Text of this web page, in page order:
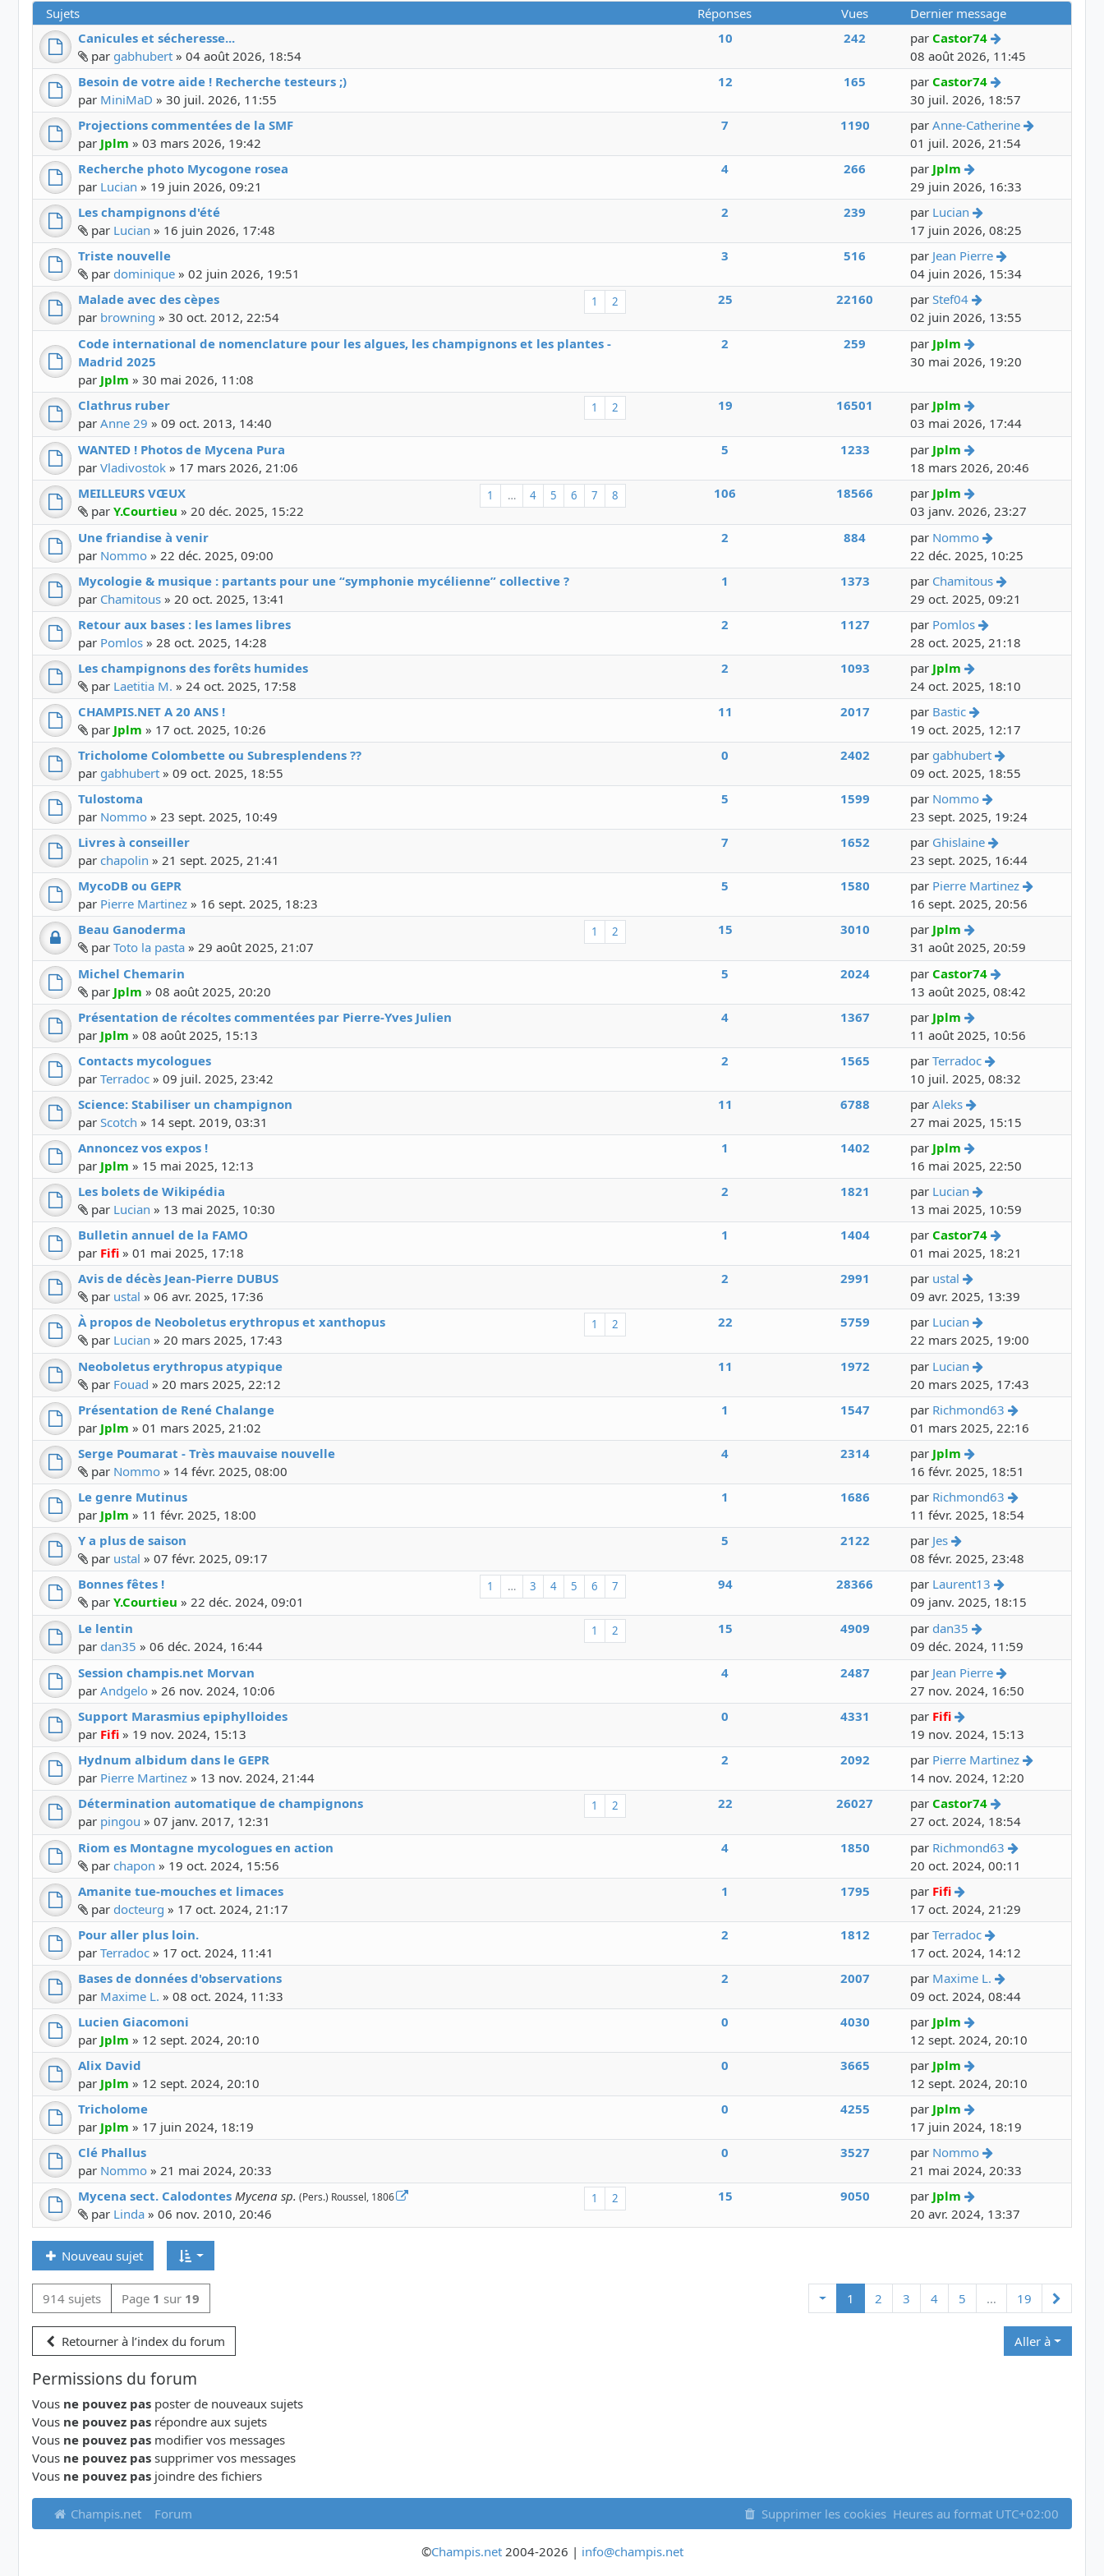
Sujets Réponses Vues
Dernier message
Canicules et sécheresse...
Fichier(s) joint(s)
par gabhubert » 04 août 2026, 18:54
10 242 par Castor74
Voir le dernier
08 août 2026, 11:45
Besoin de votre aide ! Recherche testeurs ;)
par MiniMaD » 30 juil. 2026, 11:55
12 165 par Castor74
Voir le dernier
30 juil. 2026, 18:57
Projections commentées de la SMF
par Jplm » 03 mars 2026, 19:42
7 1190 parAnne-Catherine
Voir le
01 juil. 2026, 21:54
Recherche photo Mycogone rosea
par Lucian » 19 juin 2026, 09:21
4 266 par Jplm
Voir le dernier
29 juin 2026, 16:33
Les champignons d'été
Fichier(s) joint(s)
par Lucian » 16 juin 2026, 17:48
2 239 par Lucian
Voir le dernier
17 juin 2026, 08:25
Triste nouvelle
Fichier(s) joint(s)
par dominique » 02 juin 2026, 19:51
3 516 par Jean Pierre
Voir le dernier
04 juin 2026, 15:34
1 2
Malade avec des cèpes
par browning » 30 oct. 2012, 22:54
25 22160 parStef04
Voir le dernier
02 juin 2026, 13:55
Code international de nomenclature pour les algues, les champignons et les plantes -
Madrid 2025
par Jplm » 30 mai 2026, 11:08
2 259 par Jplm
Voir le dernier
30 mai 2026, 19:20
1 2
Clathrus ruber
par Anne 29 » 09 oct. 2013, 14:40
19 16501 par Jplm
Voir le dernier
03 mai 2026, 17:44
WANTED ! Photos de Mycena Pura
par Vladivostok » 17 mars 2026, 21:06
5 1233 par Jplm
Voir le dernier
18 mars 2026, 20:46
1 … 4 5 6 7 8
MEILLEURS VŒUX
Fichier(s) joint(s)
par Y.Courtieu » 20 déc. 2025, 15:22
106 18566 par Jplm
Voir le dernier
03 janv. 2026, 23:27
Une friandise à venir
par Nommo » 22 déc. 2025, 09:00
2 884 par Nommo
Voir le dernier
22 déc. 2025, 10:25
Mycologie & musique : partants pour une “symphonie mycélienne” collective ?
par Chamitous » 20 oct. 2025, 13:41
1 1373 par Chamitous
Voir le dernier
29 oct. 2025, 09:21
Retour aux bases : les lames libres
par Pomlos » 28 oct. 2025, 14:28
2 1127 par Pomlos
Voir le dernier
28 oct. 2025, 21:18
Les champignons des forêts humides
Fichier(s) joint(s)
par Laetitia M. » 24 oct. 2025, 17:58
2 1093 par Jplm
Voir le dernier
24 oct. 2025, 18:10
CHAMPIS.NET A 20 ANS !
Fichier(s) joint(s)
par Jplm » 17 oct. 2025, 10:26
11 2017 par Bastic
Voir le dernier
19 oct. 2025, 12:17
Tricholome Colombette ou Subresplendens ??
par gabhubert » 09 oct. 2025, 18:55
0 2402 par gabhubert
Voir le dernier
09 oct. 2025, 18:55
Tulostoma
par Nommo » 23 sept. 2025, 10:49
5 1599 par Nommo
Voir le dernier
23 sept. 2025, 19:24
Livres à conseiller
par chapolin » 21 sept. 2025, 21:41
7 1652 par Ghislaine
Voir le dernier
23 sept. 2025, 16:44
MycoDB ou GEPR
par Pierre Martinez » 16 sept. 2025, 18:23
5 1580 par Pierre Martinez
Voir le
16 sept. 2025, 20:56
1 2
Beau Ganoderma
Fichier(s) joint(s)
par Toto la pasta » 29 août 2025, 21:07
15 3010 par Jplm
Voir le dernier
31 août 2025, 20:59
Michel Chemarin
Fichier(s) joint(s)
par Jplm » 08 août 2025, 20:20
5 2024 par Castor74
Voir le dernier
13 août 2025, 08:42
Présentation de récoltes commentées par Pierre-Yves Julien
par Jplm » 08 août 2025, 15:13
4 1367 par Jplm
Voir le dernier
11 août 2025, 10:56
Contacts mycologues
par Terradoc » 09 juil. 2025, 23:42
2 1565 parTerradoc
Voir le dernier
10 juil. 2025, 08:32
Science: Stabiliser un champignon
par Scotch » 14 sept. 2019, 03:31
11 6788 parAleks
Voir le dernier
27 mai 2025, 15:15
Annoncez vos expos !
par Jplm » 15 mai 2025, 12:13
1 1402 par Jplm
Voir le dernier
16 mai 2025, 22:50
Les bolets de Wikipédia
Fichier(s) joint(s)
par Lucian » 13 mai 2025, 10:30
2 1821 par Lucian
Voir le dernier
13 mai 2025, 10:59
Bulletin annuel de la FAMO
par Fifi » 01 mai 2025, 17:18
1 1404 par Castor74
Voir le dernier
01 mai 2025, 18:21
Avis de décès Jean-Pierre DUBUS
Fichier(s) joint(s)
par ustal » 06 avr. 2025, 17:36
2 2991 par ustal
Voir le dernier
09 avr. 2025, 13:39
1 2
À propos de Neoboletus erythropus et xanthopus
Fichier(s) joint(s)
par Lucian » 20 mars 2025, 17:43
22 5759 par Lucian
Voir le dernier
22 mars 2025, 19:00
Neoboletus erythropus atypique
Fichier(s) joint(s)
par Fouad » 20 mars 2025, 22:12
11 1972 par Lucian
Voir le dernier
20 mars 2025, 17:43
Présentation de René Chalange
par Jplm » 01 mars 2025, 21:02
1 1547 par Richmond63
Voir le dernier
01 mars 2025, 22:16
Serge Poumarat - Très mauvaise nouvelle
Fichier(s) joint(s)
par Nommo » 14 févr. 2025, 08:00
4 2314 par Jplm
Voir le dernier
16 févr. 2025, 18:51
Le genre Mutinus
par Jplm » 11 févr. 2025, 18:00
1 1686 par Richmond63
Voir le dernier
11 févr. 2025, 18:54
Y a plus de saison
Fichier(s) joint(s)
par ustal » 07 févr. 2025, 09:17
5 2122 par Jes
Voir le dernier message
08 févr. 2025, 23:48
1 … 3 4 5 6 7
Bonnes fêtes !
Fichier(s) joint(s)
par Y.Courtieu » 22 déc. 2024, 09:01
94 28366 par Laurent13
Voir le dernier
09 janv. 2025, 18:15
1 2
Le lentin
par dan35 » 06 déc. 2024, 16:44
15 4909 par dan35
Voir le dernier
09 déc. 2024, 11:59
Session champis.net Morvan
par Andgelo » 26 nov. 2024, 10:06
4 2487 par Jean Pierre
Voir le dernier
27 nov. 2024, 16:50
Support Marasmius epiphylloides
par Fifi » 19 nov. 2024, 15:13
0 4331 par Fifi
Voir le dernier message
19 nov. 2024, 15:13
Hydnum albidum dans le GEPR
par Pierre Martinez » 13 nov. 2024, 21:44
2 2092 par Pierre Martinez
Voir le
14 nov. 2024, 12:20
1 2
Détermination automatique de champignons
par pingou » 07 janv. 2017, 12:31
22 26027 par Castor74
Voir le dernier
27 oct. 2024, 18:54
Riom es Montagne mycologues en action
Fichier(s) joint(s)
par chapon » 19 oct. 2024, 15:56
4 1850 par Richmond63
Voir le dernier
20 oct. 2024, 00:11
Amanite tue-mouches et limaces
Fichier(s) joint(s)
par docteurg » 17 oct. 2024, 21:17
1 1795 par Fifi
Voir le dernier message
17 oct. 2024, 21:29
Pour aller plus loin.
par Terradoc » 17 oct. 2024, 11:41
2 1812 parTerradoc
Voir le dernier
17 oct. 2024, 14:12
Bases de données d'observations
par Maxime L. » 08 oct. 2024, 11:33
2 2007 par Maxime L.
Voir le dernier
09 oct. 2024, 08:44
Lucien Giacomoni
par Jplm » 12 sept. 2024, 20:10
0 4030 par Jplm
Voir le dernier
12 sept. 2024, 20:10
Alix David
par Jplm » 12 sept. 2024, 20:10
0 3665 par Jplm
Voir le dernier
12 sept. 2024, 20:10
Tricholome
par Jplm » 17 juin 2024, 18:19
0 4255 par Jplm
Voir le dernier
17 juin 2024, 18:19
Clé Phallus
par Nommo » 21 mai 2024, 20:33
0 3527 par Nommo
Voir le dernier
21 mai 2024, 20:33
1 2
Mycena sect. Calodontes Mycena sp. (Pers.) Roussel, 1806
Fichier(s) joint(s)
par Linda » 06 nov. 2010, 20:46
15 9050 par Jplm
Voir le dernier
20 avr. 2024, 13:37
Nouveau sujet
1 2 3 4 5 … 19
914 sujets Page 1 sur 19
Retourner à l’index du forum Aller à
Permissions du forum
Vous ne pouvez pas poster de nouveaux sujets
Vous ne pouvez pas répondre aux sujets
Vous ne pouvez pas modifier vos messages
Vous ne pouvez pas supprimer vos messages
Vous ne pouvez pas joindre des fichiers
Champis.net Forum Supprimer les cookies Heures au format UTC+02:00
©Champis.net2004-2026 | info@champis.net